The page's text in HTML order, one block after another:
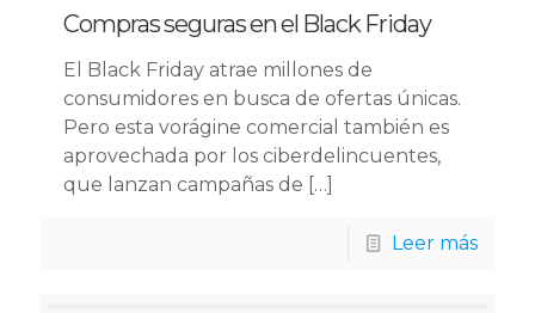
Compras seguras en el Black Friday
El Black Friday atrae millones de
consumidores en busca de ofertas únicas.
Pero esta vorágine comercial también es
aprovechada por los ciberdelincuentes,
que lanzan campañas de […]
Leer más